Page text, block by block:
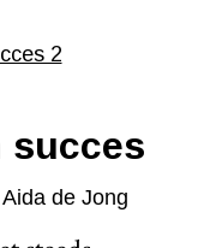
succes
Aida de Jong